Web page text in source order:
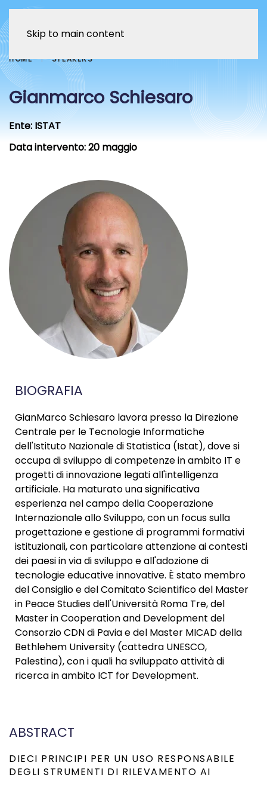
Skip to main content
HOME SPEAKERS
Gianmarco Schiesaro
Ente: ISTAT
Data intervento:20 maggio
BIOGRAFIA
GianMarco Schiesaro lavora presso la Direzione
Centrale per le Tecnologie Informatiche
dell'Istituto Nazionale di Statistica (Istat), dove si
occupa di sviluppo di competenze in ambito IT e
progetti di innovazione legati all'intelligenza
artificiale. Ha maturato una significativa
esperienza nel campo della Cooperazione
Internazionale allo Sviluppo, con un focus sulla
progettazione e gestione di programmi formativi
istituzionali, con particolare attenzione ai contesti
dei paesi in via di sviluppo e all'adozione di
tecnologie educative innovative. È stato membro
del Consiglio e del Comitato Scientifico del Master
in Peace Studies dell'Università Roma Tre, del
Master in Cooperation and Development del
Consorzio CDN di Pavia e del Master MICAD della
Bethlehem University (cattedra UNESCO,
Palestina), con i quali ha sviluppato attività di
ricerca in ambito ICT for Development.
ABSTRACT
DIECI PRINCIPI PER UN USO RESPONSABILE
DEGLI STRUMENTI DI RILEVAMENTO AI